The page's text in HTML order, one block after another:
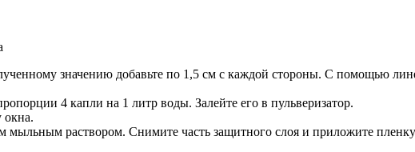
значению добавьте по 1,5 см с каждой стороны. С помощью
4 капли на 1 литр воды. Залейте его в пульверизатор.
окна.
раствором. Снимите часть защитного слоя и приложите пленку